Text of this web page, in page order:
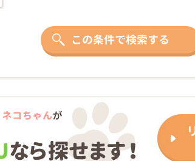
この条件で検索する